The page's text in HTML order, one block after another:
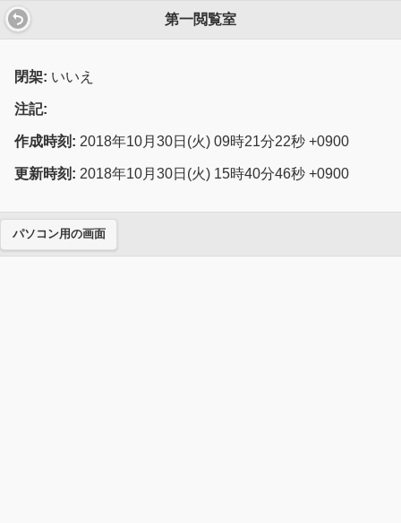
第一閲覧室
閉架: いいえ
注記:
作成時刻: 2018年10月30日(火) 09時21分22秒 +0900
更新時刻: 2018年10月30日(火) 15時40分46秒 +0900
パソコン用の画面